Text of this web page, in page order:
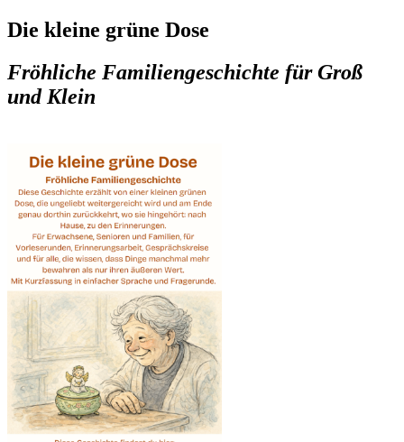
Die kleine grüne Dose
Fröhliche Familiengeschichte für Groß
und Klein